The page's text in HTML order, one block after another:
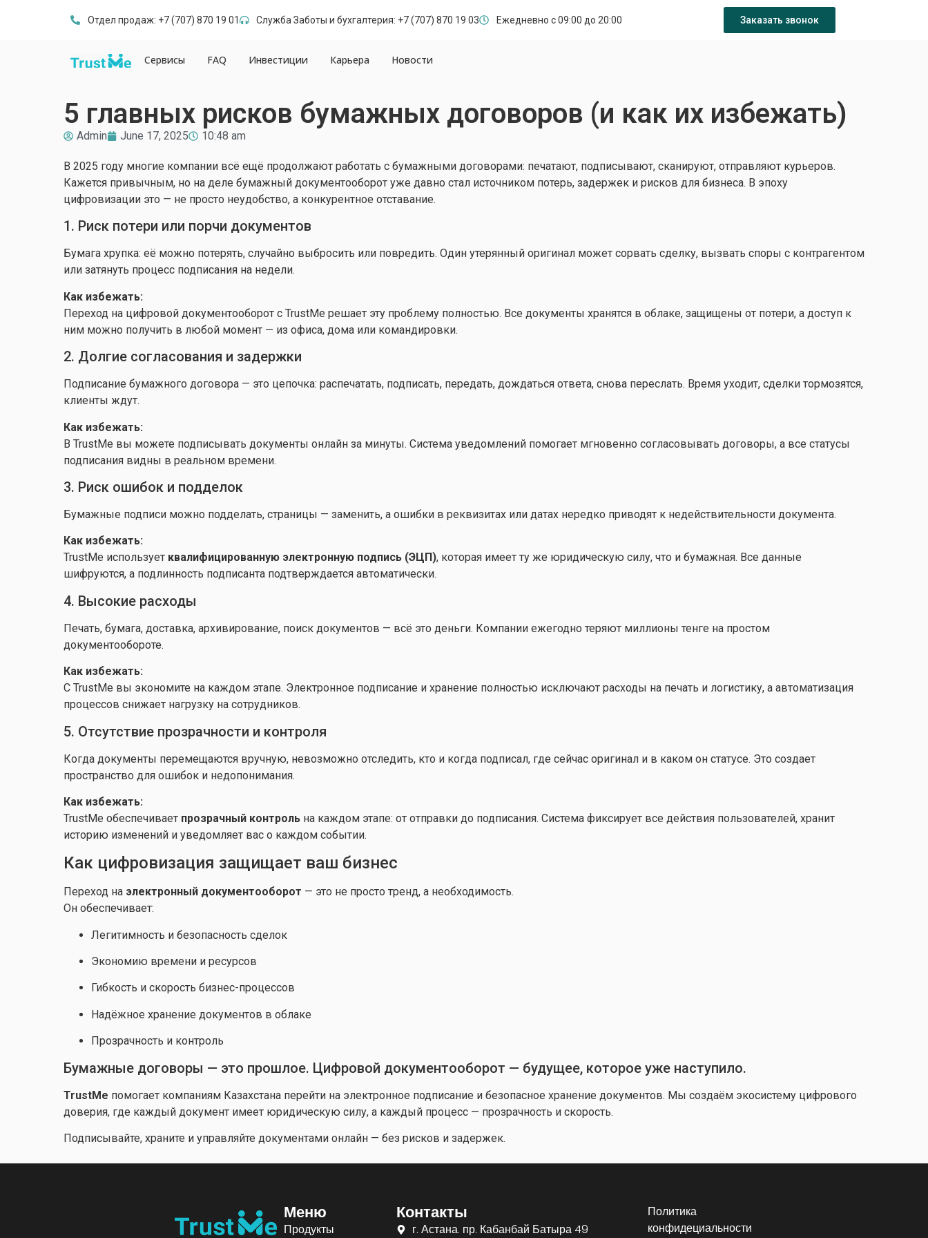
Отдел продаж: +7 (707) 870 19 01 Служба Заботы и бухгалтерия: +7 (707) 870 19 03 Ежедневно с 09:00 до 20:00 Заказать звонок
Сервисы FAQ Инвестиции Карьера Новости
5 главных рисков бумажных договоров (и как их избежать)
Admin June 17, 2025 10:48 am
В 2025 году многие компании всё ещё продолжают работать с бумажными договорами: печатают, подписывают, сканируют, отправляют курьеров.
Кажется привычным, но на деле бумажный документооборот уже давно стал источником потерь, задержек и рисков для бизнеса. В эпоху
цифровизации это — не просто неудобство, а конкурентное отставание.
1. Риск потери или порчи документов
Бумага хрупка: её можно потерять, случайно выбросить или повредить. Один утерянный оригинал может сорвать сделку, вызвать споры с контрагентом
или затянуть процесс подписания на недели.
Как избежать:
Переход на цифровой документооборот с TrustMe решает эту проблему полностью. Все документы хранятся в облаке, защищены от потери, а доступ к
ним можно получить в любой момент — из офиса, дома или командировки.
2. Долгие согласования и задержки
Подписание бумажного договора — это цепочка: распечатать, подписать, передать, дождаться ответа, снова переслать. Время уходит, сделки тормозятся,
клиенты ждут.
Как избежать:
В TrustMe вы можете подписывать документы онлайн за минуты. Система уведомлений помогает мгновенно согласовывать договоры, а все статусы
подписания видны в реальном времени.
3. Риск ошибок и подделок
Бумажные подписи можно подделать, страницы — заменить, а ошибки в реквизитах или датах нередко приводят к недействительности документа.
Как избежать:
TrustMe использует квалифицированную электронную подпись (ЭЦП), которая имеет ту же юридическую силу, что и бумажная. Все данные
шифруются, а подлинность подписанта подтверждается автоматически.
4. Высокие расходы
Печать, бумага, доставка, архивирование, поиск документов — всё это деньги. Компании ежегодно теряют миллионы тенге на простом
документообороте.
Как избежать:
С TrustMe вы экономите на каждом этапе. Электронное подписание и хранение полностью исключают расходы на печать и логистику, а автоматизация
процессов снижает нагрузку на сотрудников.
5. Отсутствие прозрачности и контроля
Когда документы перемещаются вручную, невозможно отследить, кто и когда подписал, где сейчас оригинал и в каком он статусе. Это создает
пространство для ошибок и недопонимания.
Как избежать:
TrustMe обеспечивает прозрачный контроль на каждом этапе: от отправки до подписания. Система фиксирует все действия пользователей, хранит
историю изменений и уведомляет вас о каждом событии.
Как цифровизация защищает ваш бизнес
Переход на электронный документооборот — это не просто тренд, а необходимость.
Он обеспечивает:
Легитимность и безопасность сделок
Экономию времени и ресурсов
Гибкость и скорость бизнес-процессов
Надёжное хранение документов в облаке
Прозрачность и контроль
Бумажные договоры — это прошлое. Цифровой документооборот — будущее, которое уже наступило.
TrustMe помогает компаниям Казахстана перейти на электронное подписание и безопасное хранение документов. Мы создаём экосистему цифрового
доверия, где каждый документ имеет юридическую силу, а каждый процесс — прозрачность и скорость.
Подписывайте, храните и управляйте документами онлайн — без рисков и задержек.
Меню
Продукты
Контакты
г. Астана. пр. Кабанбай Батыра 49
Политика
конфидециальности